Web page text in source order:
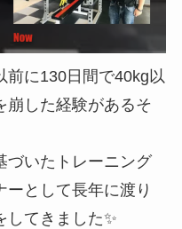
に130日間で40kg以
崩した経験があるそ
づいたトレーニング
として長年に渡り
してきました✨